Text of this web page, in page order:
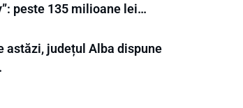
peste 135 milioane lei…
astăzi, județul Alba dispune